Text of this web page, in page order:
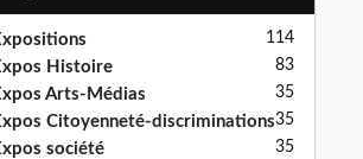
114
Histoire 83
Arts-Médias 35
Citoyenneté-discriminations35
société 35